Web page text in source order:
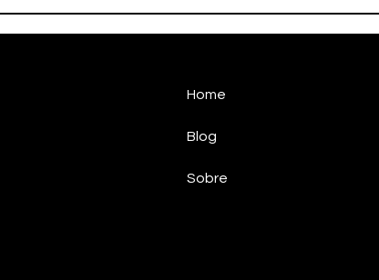
Home
Blog
Sobre